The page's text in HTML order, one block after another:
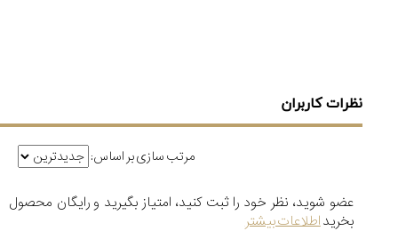
نظرات کاربران
مرتب سازی بر اساس:
عضو شوید، نظر خود را ثبت کنید، امتیاز بگیرید و رایگان محصول
بخریداطلاعات بیشتر